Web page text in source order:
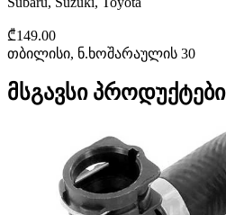
₾149.00
თბილისი, ნ.ხოშარაულის 30
მსგავსი პროდუქტები